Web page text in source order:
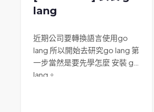
lang
近期公司要轉換語言使用go
lang 所以開始去研究go lang 第
一步當然是要先學怎麼 安裝 go
lang。